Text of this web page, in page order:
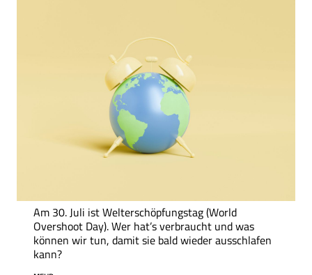
Am 30. Juli ist Welterschöpfungstag (World
Overshoot Day). Wer hat’s verbraucht und was
können wir tun, damit sie bald wieder ausschlafen
kann?